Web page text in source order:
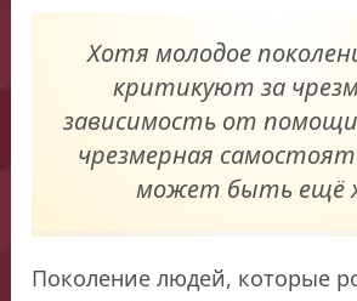
Хотя молодое
критикуют за
зависимость от
чрезмерная
может быть ещё
Поколение людей, которые